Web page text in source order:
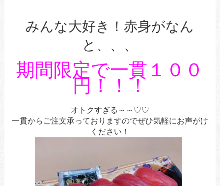
みんな大好き！赤身がなん
と、、、
期間限定で一貫１００
円！！！
オトクすぎる～～♡♡
一貫からご注文承っておりますのでぜひ気軽にお声がけ
ください！